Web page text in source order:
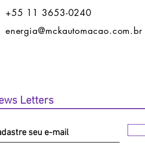
+55 11 3653-0240
energia@mckautomacao.com.br
Letters